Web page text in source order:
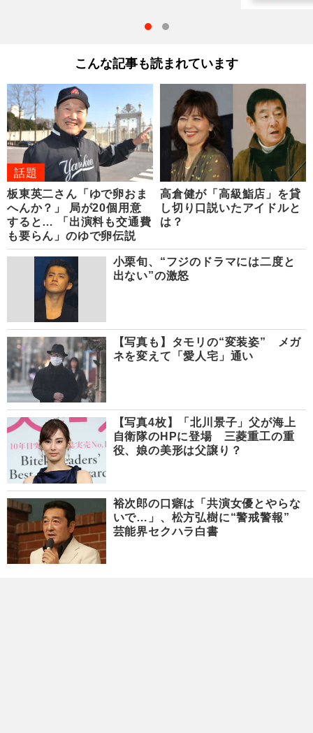
こんな記事も読まれています
話題
板東英二さん「ゆで卵おま
へんか？」 局が20個用意
すると… 「出演料も交通費
も要らん」のゆで卵伝説
高倉健が「高級鮨店」を貸
し切り口説いたアイドルと
は？
小栗旬、“フジのドラマには二度と
出ない”の激怒
【写真も】タモリの“変装姿” メガ
ネを変えて「愛人宅」通い
【写真4枚】「北川景子」父が海上
自衛隊のHPに登場 三菱重工の重
役、娘の美形は父譲り？
裕次郎の口癖は「共演女優とやらな
いで…」、松方弘樹に“警戒警報”
芸能界セクハラ白書